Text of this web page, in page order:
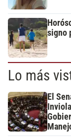
signo
Lo más
El